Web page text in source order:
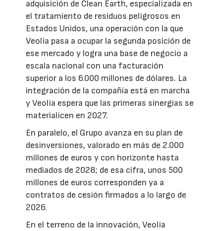
adquisición de Clean Earth, especializada en
el tratamiento de residuos peligrosos en
Estados Unidos, una operación con la que
Veolia pasa a ocupar la segunda posición de
ese mercado y logra una base de negocio a
escala nacional con una facturación
superior a los 6.000 millones de dólares. La
integración de la compañía está en marcha
y Veolia espera que las primeras sinergias se
materialicen en 2027.
En paralelo, el Grupo avanza en su plan de
desinversiones, valorado en más de 2.000
millones de euros y con horizonte hasta
mediados de 2028; de esa cifra, unos 500
millones de euros corresponden ya a
contratos de cesión firmados a lo largo de
2026.
En el terreno de la innovación, Veolia